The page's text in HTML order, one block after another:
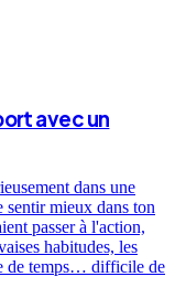
avec un
dans une
mieux dans ton
passer à l'action,
habitudes, les
de temps… difficile de